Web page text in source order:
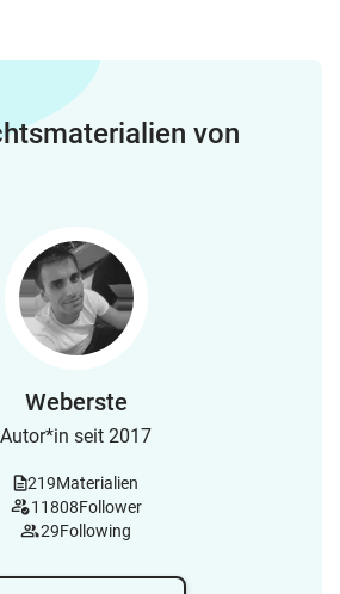
von
Weberste
Autor*in seit 2017
219Materialien
11808Follower
29Following